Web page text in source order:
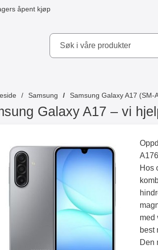
åpent kjøp
AB
Samsung Samsung Galaxy A17 (SM-
Galaxy A17 – vi
Hos
med
best
Den